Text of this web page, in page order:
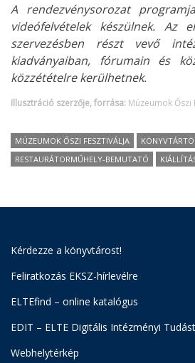
A rendezvénysorozat
videófelvételek készülnek. Az
szervezésben részt vevő
kiadványaiban, fórumain és
közzétételre kerülhetnek.
Illusztráció szerzője, forrása: Múzeumok Őszi
MÚZEUMOK ŐSZI FESZTIVÁLJA
RESTAURÁTORMŰHELY-BEMUTATÓ
Kérdezze a könyvtárost!
Feliratkozás EKSZ-hírlevélre
ELTEfind – online katalógus
EDIT – ELTE Digitális Intézményi
Webhelytérkép